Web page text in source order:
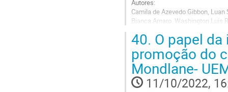
Autores:
Camila de Azevedo Gibbon,
Bianca Amaro, Washington Luis
Go
to
contribution
page
40. O papel
promoção do
Mondlane-
11/10/2022,